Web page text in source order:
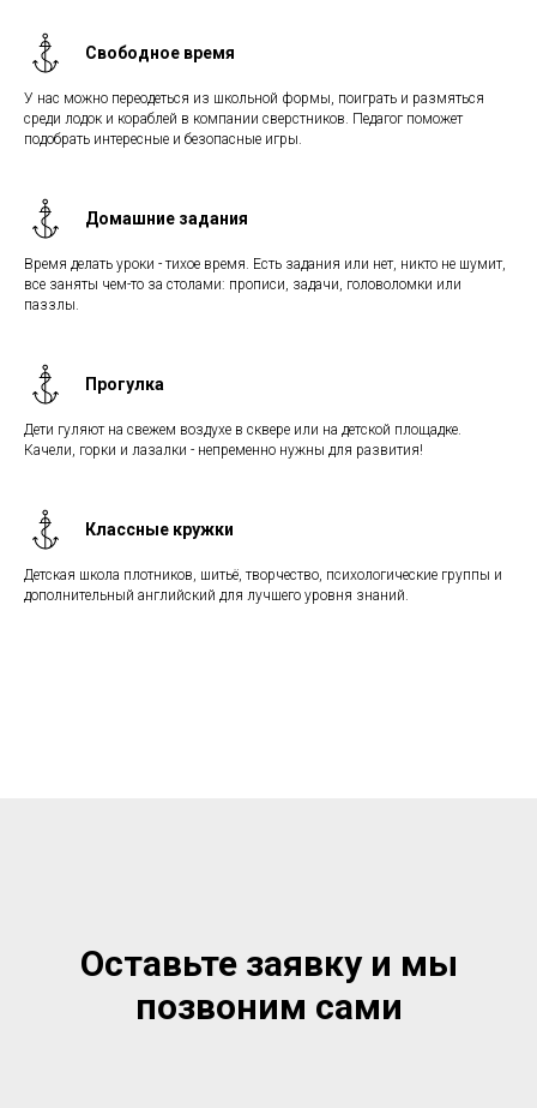
Свободное время
У нас можно переодеться из школьной формы, поиграть и размяться
среди лодок и кораблей в компании сверстников. Педагог поможет
подобрать интересные и безопасные игры.
Домашние задания
Время делать уроки - тихое время. Есть задания или нет, никто не шумит,
все заняты чем-то за столами: прописи, задачи, головоломки или
паззлы.
Прогулка
Дети гуляют на свежем воздухе в сквере или на детской площадке.
Качели, горки и лазалки - непременно нужны для развития!
Классные кружки
Детская школа плотников, шитьё, творчество, психологические группы и
дополнительный английский для лучшего уровня знаний.
Оставьте заявку и мы
позвоним сами